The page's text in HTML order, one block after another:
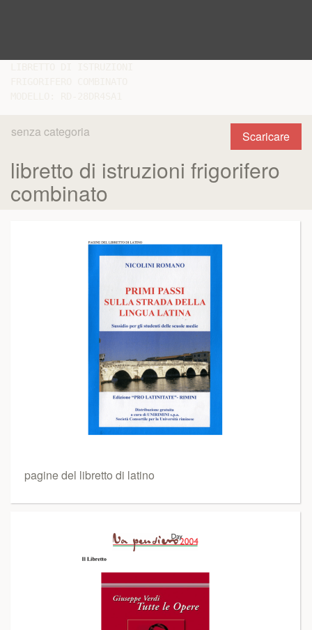
Scaricare
senza categoria
libretto di istruzioni frigorifero
combinato
pagine del libretto di latino